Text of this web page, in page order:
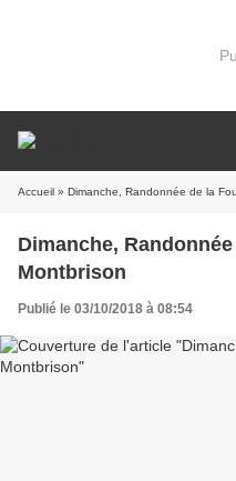
Accueil » Dimanche, Randonnée de la
Dimanche,
Montbrison
Publié le 03/10/2018 à 08:54